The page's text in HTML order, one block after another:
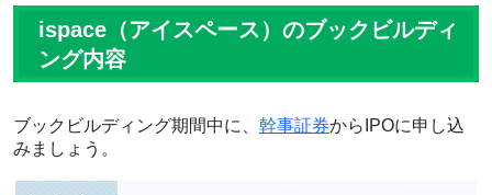
ispace（アイスペース）のブックビルディ
ング内容
ブックビルディング期間中に、 幹事証券からIPOに申し込
みましょう。